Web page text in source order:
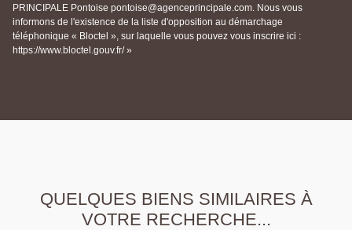
PRINCIPALE Pontoise pontoise@agenceprincipale.com. Nous vous
informons de l'existence de la liste d'opposition au démarchage
téléphonique « Bloctel », sur laquelle vous pouvez vous inscrire ici :
https://www.bloctel.gouv.fr/ »
QUELQUES BIENS SIMILAIRES À
VOTRE RECHERCHE...